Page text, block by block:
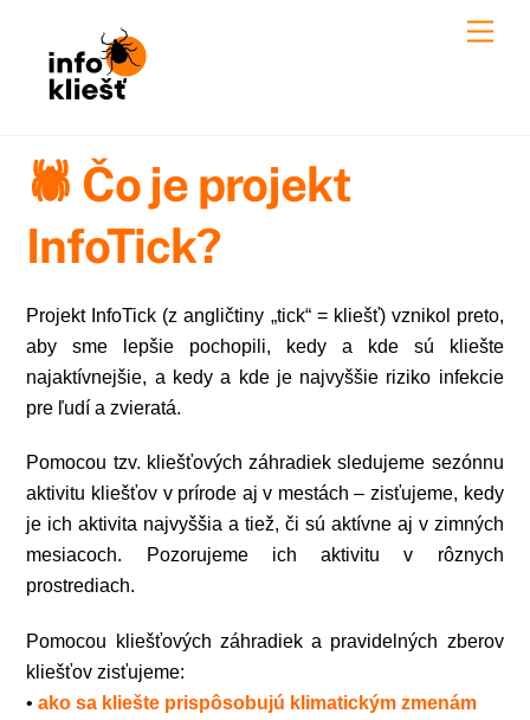
content
🕷️ Čo je projekt
InfoTick?
Projekt InfoTick (z angličtiny „tick“ = kliešť) vznikol preto,
aby sme lepšie pochopili, kedy a kde sú kliešte
najaktívnejšie, a kedy a kde je najvyššie riziko infekcie
pre ľudí a zvieratá.
Pomocou tzv. kliešťových záhradiek sledujeme sezónnu
aktivitu kliešťov v prírode aj v mestách – zisťujeme, kedy
je ich aktivita najvyššia a tiež, či sú aktívne aj v zimných
mesiacoch. Pozorujeme ich aktivitu v rôznych
prostrediach.
Pomocou kliešťových záhradiek a pravidelných zberov
kliešťov zisťujeme:
• ako sa kliešte prispôsobujú klimatickým zmenám